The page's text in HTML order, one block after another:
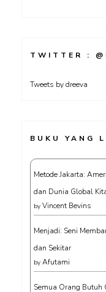
TWITTER :
Tweets by dreeva
BUKU YANG
Metode Jakarta:
dan Dunia Global
by Vincent Bevins
Menjadi: Seni
dan Sekitar
by Afutami
Semua Orang Butuh